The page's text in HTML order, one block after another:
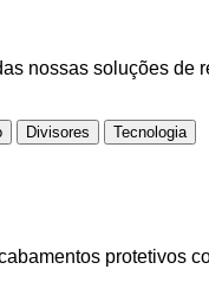
nossas soluções
Divisores Tecnologia
protetivos